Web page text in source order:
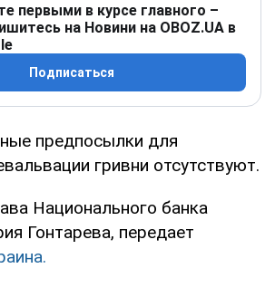
первыми в курсе главного –
на Новини на OBOZ.UA в
Подписаться
предпосылки для
гривни отсутствуют.
Национального банка
Гонтарева, передает